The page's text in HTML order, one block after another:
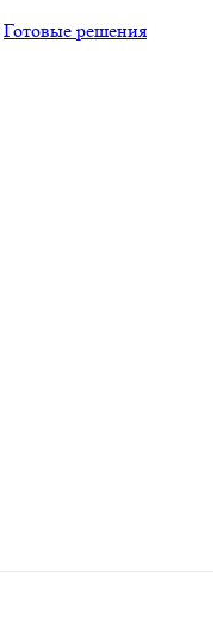
Готовые решения